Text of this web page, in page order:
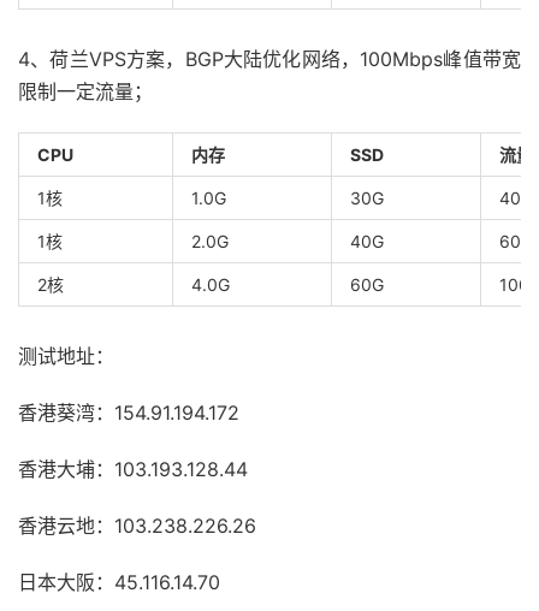
4、荷兰VPS方案，BGP大陆优化网络，100Mbps峰值带宽
限制一定流量；
CPU 内存 SSD 流量
1核 1.0G 30G
1核 2.0G 40G
2核 4.0G 60G
测试地址：
香港葵湾：154.91.194.172
香港大埔：103.193.128.44
香港云地：103.238.226.26
日本大阪：45.116.14.70